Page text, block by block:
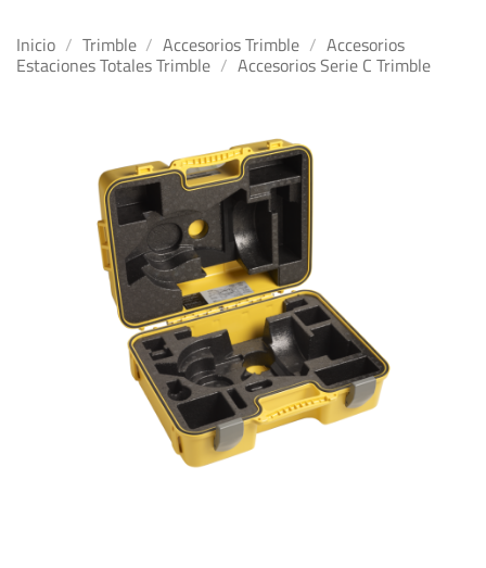
Inicio / Trimble / Accesorios Trimble / Accesorios
Estaciones Totales Trimble / Accesorios Serie C Trimble